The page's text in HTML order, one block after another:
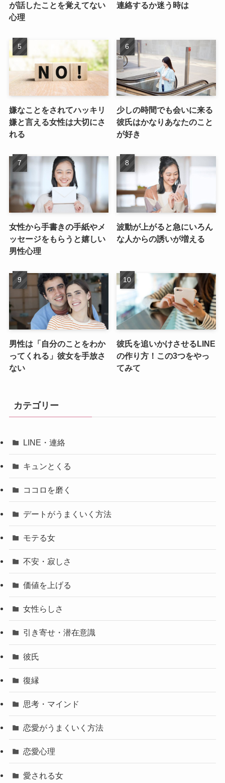
が話したことを覚えてない
心理
連絡するか迷う時は
嫌なことをされてハッキリ
嫌と言える女性は大切にさ
れる
少しの時間でも会いに来る
彼氏はかなりあなたのこと
が好き
女性から手書きの手紙やメ
ッセージをもらうと嬉しい
男性心理
波動が上がると急にいろん
な人からの誘いが増える
男性は「自分のことをわか
ってくれる」彼女を手放さ
ない
彼氏を追いかけさせるLINE
の作り方！この3つをやっ
てみて
カテゴリー
LINE・連絡
キュンとくる
ココロを磨く
デートがうまくいく方法
モテる女
不安・寂しさ
価値を上げる
女性らしさ
引き寄せ・潜在意識
彼氏
復縁
思考・マインド
恋愛がうまくいく方法
恋愛心理
愛される女